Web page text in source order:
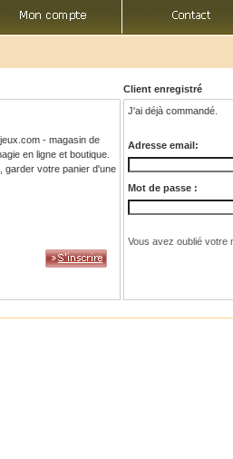
Client enregistré
- magasin de
en ligne et boutique.
garder votre panier d'une
J'ai déjà commandé.
Adresse email:
Mot de passe :
Vous avez oublié votre